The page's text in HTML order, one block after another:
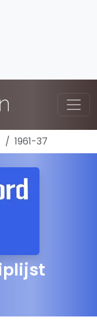
1961-37